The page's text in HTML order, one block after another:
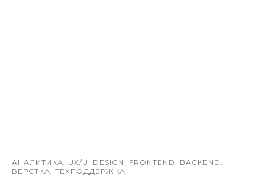
АНАЛИТИКА, UX/UI DESIGN, FRONTEND, BACKEND,
ВЕРСТКА, ТЕХПОДДЕРЖКА